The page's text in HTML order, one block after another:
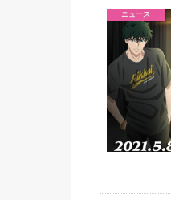
ニュース